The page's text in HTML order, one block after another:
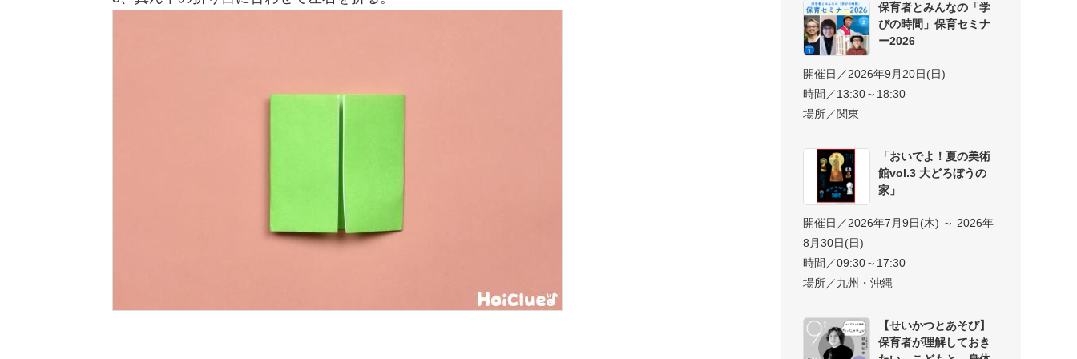
保育者とみんなの「学
びの時間」保育セミナ
ー2026
開催日／2026年9月20日(日)
時間／13:30～18:30
場所／関東
「おいでよ！夏の美術
館vol.3 大どろぼうの
家」
開催日／2026年7月9日(木) ～ 2026年
8月30日(日)
時間／09:30～17:30
場所／九州・沖縄
【せいかつとあそび】
保育者が理解しておき